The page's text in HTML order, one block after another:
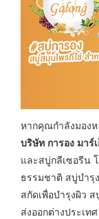
หากคุณกำลังมอง
บริษัท การอง มาร์
และสบู่กลีเซอรีน
ธรรมชาติ สบู่บำ
สกัดเพื่อบำรุงผิว
ส่งออกต่างประเ